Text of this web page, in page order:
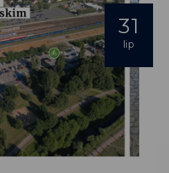
31
lip